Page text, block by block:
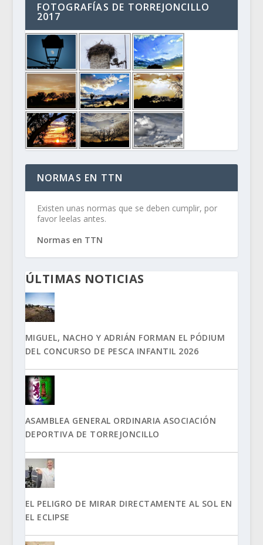
FOTOGRAFÍAS DE TORREJONCILLO
2017
NORMAS EN TTN
Existen unas normas que se deben cumplir, por
favor leelas antes.
Normas en TTN
ÚLTIMAS NOTICIAS
MIGUEL, NACHO Y ADRIÁN FORMAN EL PÓDIUM
DEL CONCURSO DE PESCA INFANTIL 2026
ASAMBLEA GENERAL ORDINARIA ASOCIACIÓN
DEPORTIVA DE TORREJONCILLO
EL PELIGRO DE MIRAR DIRECTAMENTE AL SOL EN
EL ECLIPSE